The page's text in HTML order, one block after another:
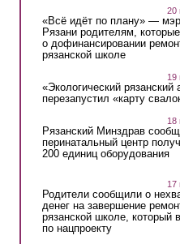
20
«Всё идёт по плану» —
Рязани родителям,
о дофинансировании
рязанской школе
19
«Экологический рязанский
перезапустил «карту
18
Рязанский Минздрав
перинатальный центр
200 единиц оборудования
17
Родители сообщили о
денег на завершение
рязанской школе, который
по нацпроекту